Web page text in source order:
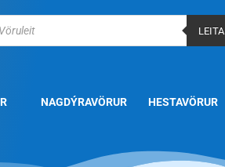
LEITA
NAGDÝRAVÖRUR HESTAVÖRUR